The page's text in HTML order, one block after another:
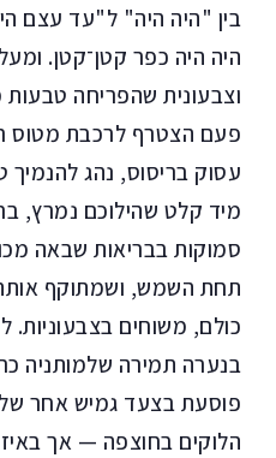
בין "היה היה" ל"עד עצם
היה היה כפר קטן־קטן.
וצבעונית שהפריחה
פעם הצטרף לרכבת מטוס
עסוק בריסוס, נהג להנמיך
מיד קלט שהילוכם נמרץ,
סמוקות בבריאות שבאה
תחת השמש, ושמתוקף
כולם, משוחים בצבעוניות.
בנערה תמירה שלמותניה
פוסעת בצעד גמיש אחר
הלוקים בחוצפה — אך